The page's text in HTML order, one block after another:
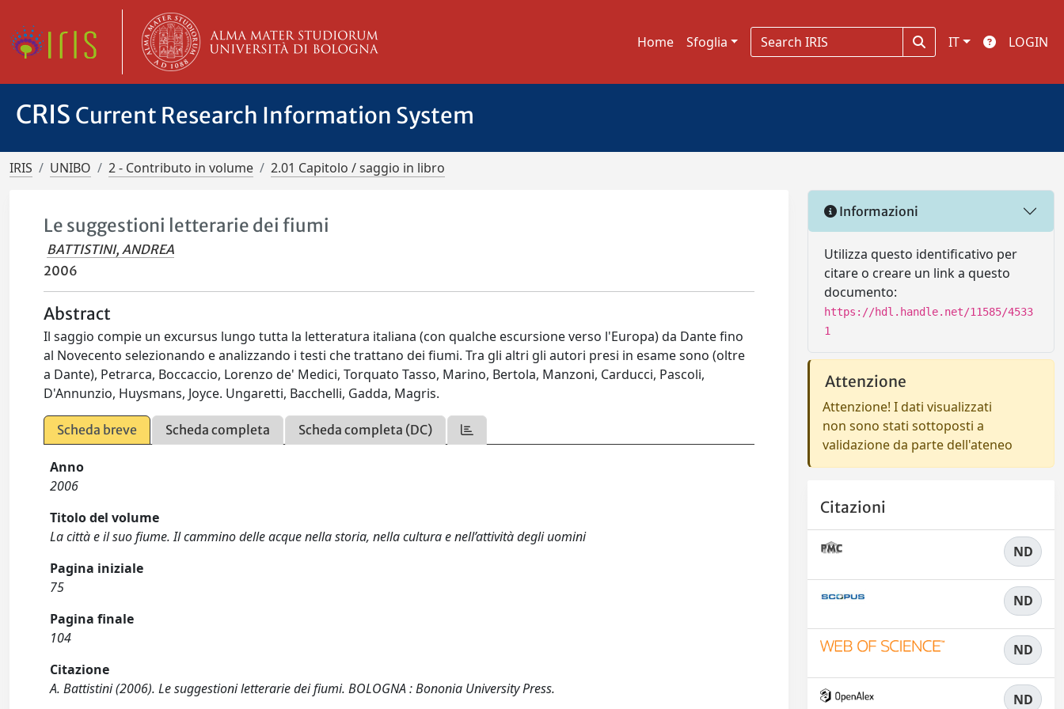
Home Sfoglia IT LOGIN
CRIS Current Research Information System
IRIS UNIBO 2 - Contributo in volume 2.01 Capitolo / saggio in libro
Le suggestioni letterarie dei fiumi
BATTISTINI, ANDREA
2006
Abstract
Il saggio compie un excursus lungo tutta la letteratura italiana (con qualche escursione verso l'Europa) da Dante fino
al Novecento selezionando e analizzando i testi che trattano dei fiumi. Tra gli altri gli autori presi in esame sono (oltre
a Dante), Petrarca, Boccaccio, Lorenzo de' Medici, Torquato Tasso, Marino, Bertola, Manzoni, Carducci, Pascoli,
D'Annunzio, Huysmans, Joyce. Ungaretti, Bacchelli, Gadda, Magris.
Scheda breve Scheda completa Scheda completa (DC)
Anno
2006
Titolo del volume
La città e il suo fiume. Il cammino delle acque nella storia, nella cultura e nell’attività degli uomini
Pagina iniziale
75
Pagina finale
104
Citazione
A. Battistini (2006). Le suggestioni letterarie dei fiumi. BOLOGNA : Bononia University Press.
Informazioni
Utilizza questo identificativo per
citare o creare un link a questo
documento:
https://hdl.handle.net/11585/4533
1
Attenzione
Attenzione! I dati visualizzati
non sono stati sottoposti a
validazione da parte dell'ateneo
Citazioni
ND
ND
ND
ND